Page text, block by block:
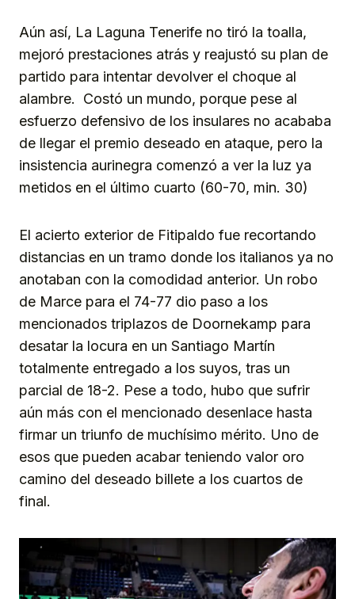
Aún así, La Laguna Tenerife no tiró la toalla,
mejoró prestaciones atrás y reajustó su plan de
partido para intentar devolver el choque al
alambre. Costó un mundo, porque pese al
esfuerzo defensivo de los insulares no acababa
de llegar el premio deseado en ataque, pero la
insistencia aurinegra comenzó a ver la luz ya
metidos en el último cuarto (60-70, min. 30)
El acierto exterior de Fitipaldo fue recortando
distancias en un tramo donde los italianos ya no
anotaban con la comodidad anterior. Un robo
de Marce para el 74-77 dio paso a los
mencionados triplazos de Doornekamp para
desatar la locura en un Santiago Martín
totalmente entregado a los suyos, tras un
parcial de 18-2. Pese a todo, hubo que sufrir
aún más con el mencionado desenlace hasta
firmar un triunfo de muchísimo mérito. Uno de
esos que pueden acabar teniendo valor oro
camino del deseado billete a los cuartos de
final.